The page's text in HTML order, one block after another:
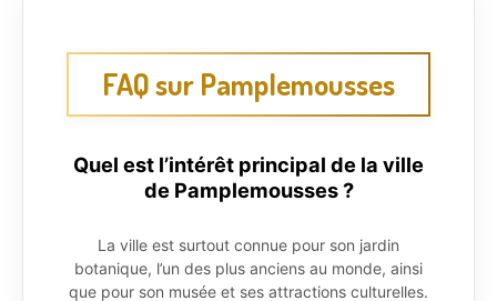
FAQ sur Pamplemousses
Quel est l’intérêt principal de la ville
de Pamplemousses ?
La ville est surtout connue pour son jardin
botanique, l’un des plus anciens au monde, ainsi
que pour son musée et ses attractions culturelles.